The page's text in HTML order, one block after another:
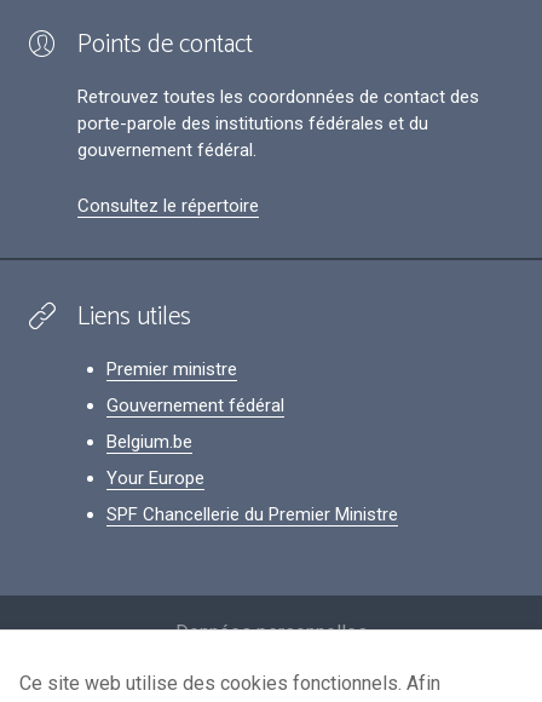
Points de contact
Retrouvez toutes les coordonnées de contact des
porte-parole des institutions fédérales et du
gouvernement fédéral.
Consultez le répertoire
Liens utiles
Premier ministre
Gouvernement fédéral
Belgium.be
Your Europe
SPF Chancellerie du Premier Ministre
Données personnelles
Conditions de réutilisation
Ce site web utilise des cookies fonctionnels. Afin